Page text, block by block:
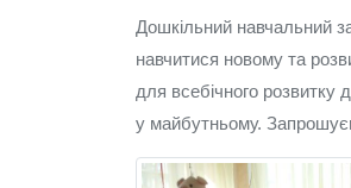
Дошкільний навчальний
навчитися новому та
для всебічного
у майбутньому.